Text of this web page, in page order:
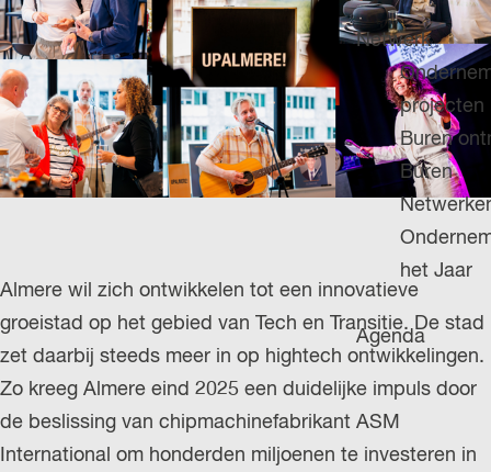
g
e
u
i
d
i
g
e
a
l
:
N
e
d
H
P
G
E
Netwerk
projecten
Buren
Buren
het Jaar
Agenda
Almere wil zich ontwikkelen tot een innovatieve
groeistad op het gebied van Tech en Transitie. De stad
zet daarbij steeds meer in op hightech ontwikkelingen.
Zo kreeg Almere eind 2025 een duidelijke impuls door
de beslissing van chipmachinefabrikant ASM
International om honderden miljoenen te investeren in